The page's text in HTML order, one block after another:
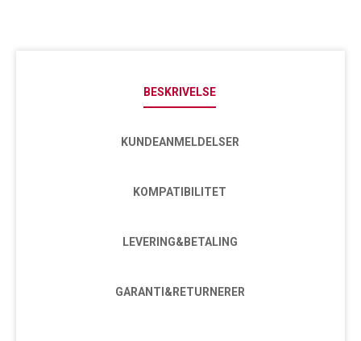
BESKRIVELSE
KUNDEANMELDELSER
KOMPATIBILITET
LEVERING&BETALING
GARANTI&RETURNERER